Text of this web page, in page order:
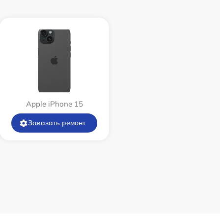
Apple iPhone 15
Заказать ремонт